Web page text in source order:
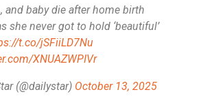
and baby die after home birth
she never got to hold ‘beautiful’
t.co/jSFiiLD7Nu
XNUAZWPIVr
(@dailystar) October 13, 2025